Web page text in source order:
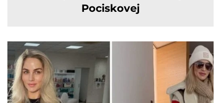
Pociskovej